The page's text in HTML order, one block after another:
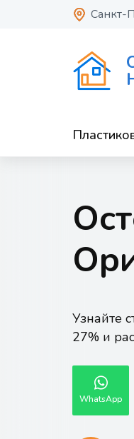
Санкт-
Узнайте
27% и
WhatsApp